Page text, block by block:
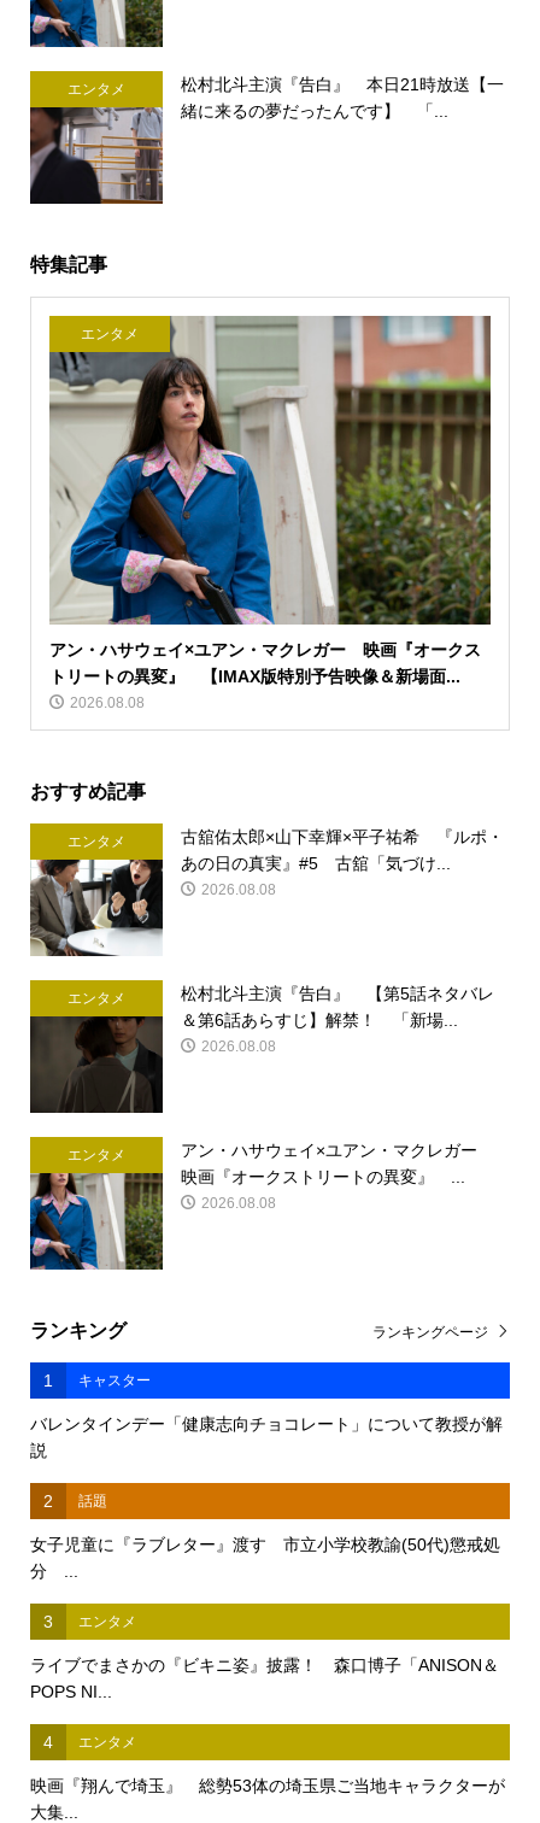
エンタメ
松村北斗主演『告白』 本日21時放送【一
緒に来るの夢だったんです】 「...
特集記事
エンタメ
アン・ハサウェイ×ユアン・マクレガー 映画『オークス
トリートの異変』 【IMAX版特別予告映像＆新場面...
2026.08.08
おすすめ記事
エンタメ
古舘佑太郎×山下幸輝×平子祐希 『ルポ・
あの日の真実』#5 古舘「気づけ...
2026.08.08
エンタメ
松村北斗主演『告白』 【第5話ネタバレ
＆第6話あらすじ】解禁！ 「新場...
2026.08.08
エンタメ
アン・ハサウェイ×ユアン・マクレガー
映画『オークストリートの異変』 ...
2026.08.08
ランキング
1 キャスター
バレンタインデー「健康志向チョコレート」について教授が解
説
2 話題
女子児童に『ラブレター』渡す 市立小学校教諭(50代)懲戒処
分 ...
3 エンタメ
ライブでまさかの『ビキニ姿』披露！ 森口博子「ANISON＆
POPS NI...
4 エンタメ
映画『翔んで埼玉』 総勢53体の埼玉県ご当地キャラクターが
大集...
ランキングページ